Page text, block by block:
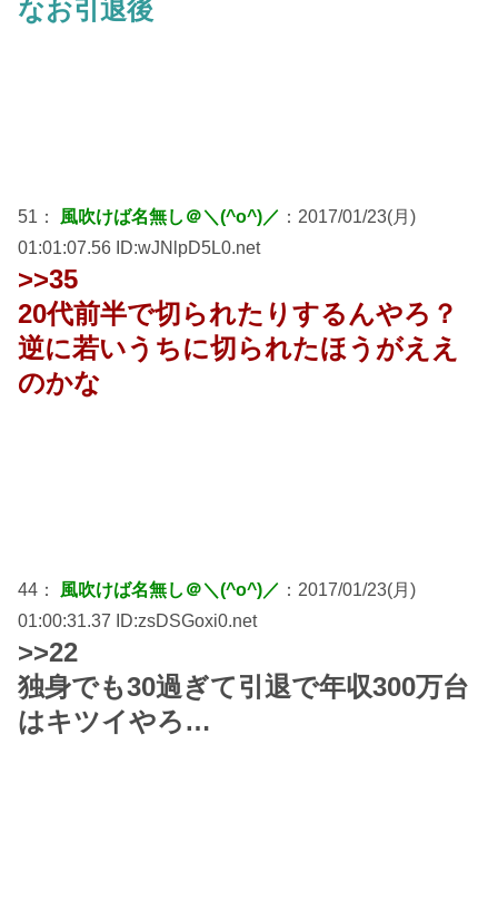
なお引退後
51： 風吹けば名無し＠＼(^o^)／ ：2017/01/23(月)
01:01:07.56 ID:wJNlpD5L0.net
>>35
20代前半で切られたりするんやろ？
逆に若いうちに切られたほうがええ
のかな
44： 風吹けば名無し＠＼(^o^)／ ：2017/01/23(月)
01:00:31.37 ID:zsDSGoxi0.net
>>22
独身でも30過ぎて引退で年収300万台
はキツイやろ…